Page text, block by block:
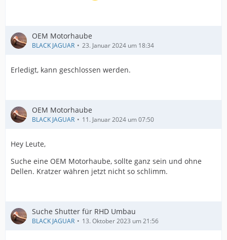
OEM Motorhaube
BLACK JAGUAR 23. Januar 2024 um 18:34
Erledigt, kann geschlossen werden.
OEM Motorhaube
BLACK JAGUAR 11. Januar 2024 um 07:50
Hey Leute,
Suche eine OEM Motorhaube, sollte ganz sein und ohne
Dellen. Kratzer währen jetzt nicht so schlimm.
Suche Shutter für RHD Umbau
BLACK JAGUAR 13. Oktober 2023 um 21:56